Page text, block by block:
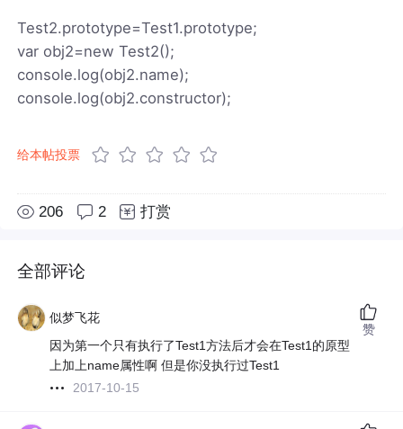
Test2.prototype=Test1.prototype;
var obj2=new Test2();
console.log(obj2.name);
console.log(obj2.constructor);
给本帖投票
206 2 打赏
全部评论
似梦飞花
因为第一个只有执行了Test1方法后才会在Test1的原型
上加上name属性啊 但是你没执行过Test1
2017-10-15
赞